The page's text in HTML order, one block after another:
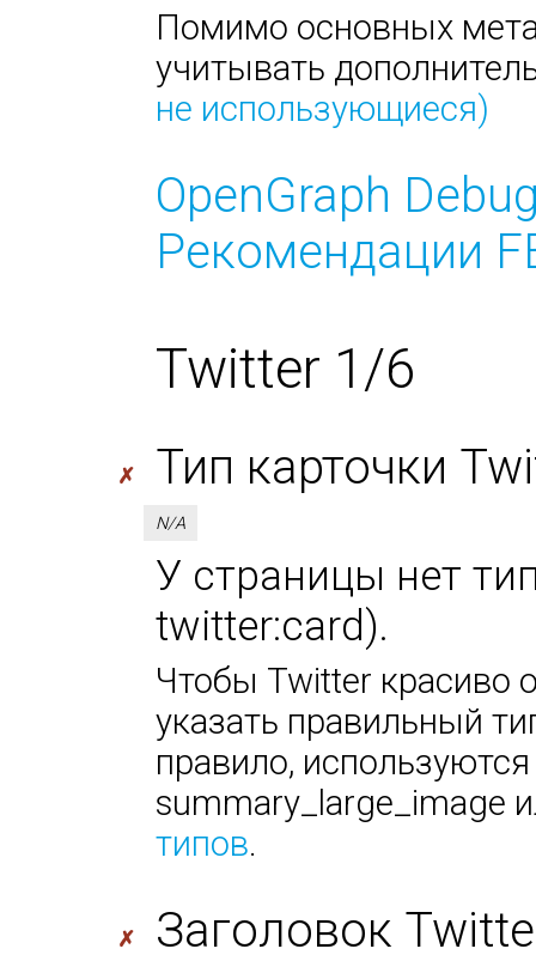
Помимо основных
учитывать
не использующиеся)
OpenGraph
Рекомендации
Twitter 1/6
✗ Тип карточки
N/A
У страницы нет
twitter:card).
Чтобы Twitter красиво
указать правильный
правило,
summary_large_image
типов.
✗ Заголовок